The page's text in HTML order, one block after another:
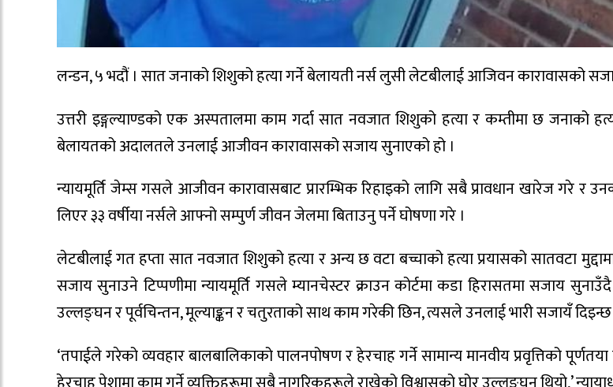
लन्डन, ५ भदौं । सात जनाको शिशुको हत्या गर्ने बेलायती नर्स लुसी लेटबीलाई आजिवन कारावासको
उत्तरी इङ्गल्याण्डको एक अस्पतालमा काम गर्दा सात नवजात शिशुको हत्या र कम्तीमा छ जनाको
बेलायतको अदालतले उनलाई आजीवन कारावासको सजाय सुनाएको हो ।
न्यायमूर्ति जेम्स गसले आजीवन कारावासबाट प्रारम्भिक रिहाइको लागि सबै प्रावधान खारेज गरे र
लिएर ३३ वर्षीया नर्सले आफ्नो सम्पुर्ण जीवन जेलमा बिताउनु पर्ने घोषणा गरे ।
लेटबीलाई गत हप्ता सात नवजात शिशुको हत्या र अन्य छ वटा बच्चाको हत्या प्रयासको सातवटा
सजाय सुनाउने टिप्पणीमा न्यायमूर्ति गसले म्यानचेस्टर क्राउन कोर्टमा कडा हिरासतमा सजाय
उल्लङ्घन र पूर्वचिन्तन, मूल्याङ्कन र चतुरताको साथ काम गरेकी छिन, त्यसले उनलाई भारी सजायँ दिइन्छ
‘तपाईले गरेको व्यवहार बालबालिकाको पालनपोषण र हेरचाह गर्ने सामान्य मानवीय प्रवृत्तिको